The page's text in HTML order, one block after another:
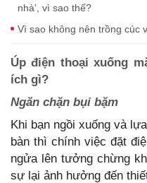
nhà', vì sao thế?
Vì sao không nên trồng cúc
Úp điện thoại xuống
ích gì?
Ngăn chặn bụi bặm
Khi bạn ngồi xuống và
bàn thì chính việc đặt
ngửa lên tưởng chừng
sự lại ảnh hưởng đến